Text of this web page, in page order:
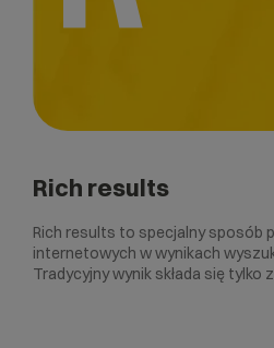
Rich results
Rich results to specjalny sposób
internetowych w wynikach
Tradycyjny wynik składa się tylko